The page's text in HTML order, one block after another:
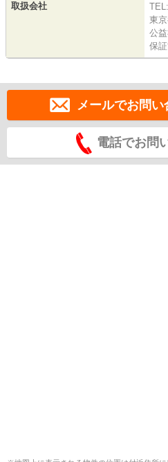
取扱会社
東
公
保
メールでお問
電話でお問